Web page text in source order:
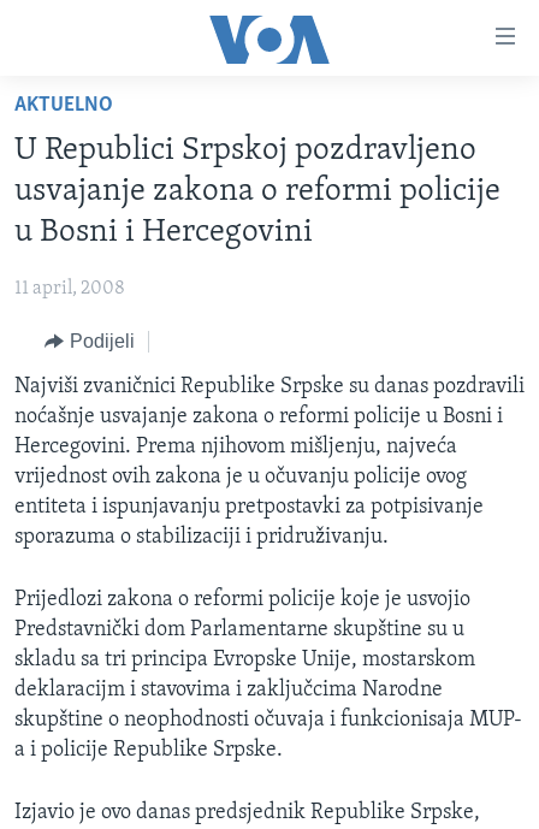
glavni
sadržaj
na
glavnu
Idi
pretragu
TV PROGRAM
FOTOGRAFIJE DANA
SJEDINJENE AMERIČKE DRŽAVE
BOSNA I HERCEGOVINA
SVIJET
NAUKA I TEHNOLOGIJA
SPECIJALNI PROJEKTI
KORUPCIJA
SLOBODA MEDIJA
ŽENSKA STRANA
IZBJEGLIČKA STRANA
O GLASU AMERIKE
Learning English
PRATITE NAS
AKTUELNO
U Republici Srpskoj pozdravljeno
usvajanje zakona o reformi policije
u Bosni i Hercegovini
11 april, 2008
Podijeli
Najviši zvaničnici Republike Srpske su danas pozdravili
noćašnje usvajanje zakona o reformi policije u Bosni i
Hercegovini. Prema njihovom mišljenju, najveća
vrijednost ovih zakona je u očuvanju policije ovog
entiteta i ispunjavanju pretpostavki za potpisivanje
sporazuma o stabilizaciji i pridruživanju.
Prijedlozi zakona o reformi policije koje je usvojio
Predstavnički dom Parlamentarne skupštine su u
skladu sa tri principa Evropske Unije, mostarskom
deklaracijm i stavovima i zaključcima Narodne
skupštine o neophodnosti očuvaja i funkcionisaja MUP-
a i policije Republike Srpske.
Izjavio je ovo danas predsjednik Republike Srpske,